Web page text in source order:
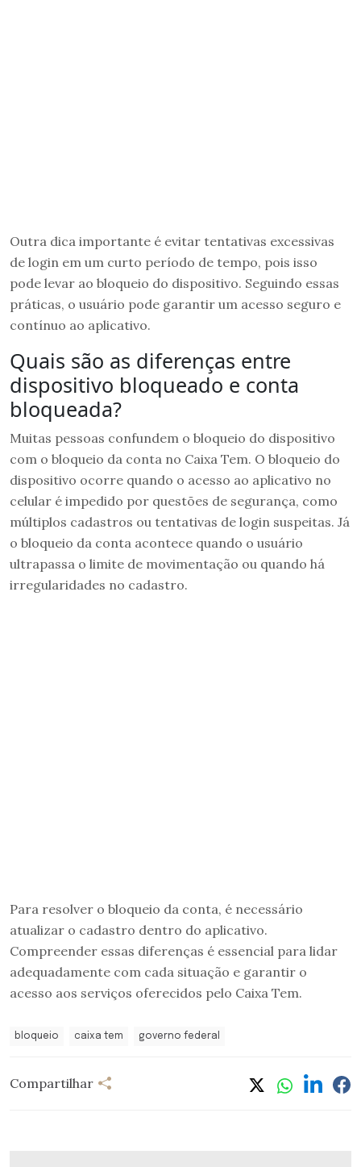
Outra dica importante é evitar tentativas excessivas
de login em um curto período de tempo, pois isso
pode levar ao bloqueio do dispositivo. Seguindo essas
práticas, o usuário pode garantir um acesso seguro e
contínuo ao aplicativo.
Quais são as diferenças entre
dispositivo bloqueado e conta
bloqueada?
Muitas pessoas confundem o bloqueio do dispositivo
com o bloqueio da conta no Caixa Tem. O bloqueio do
dispositivo ocorre quando o acesso ao aplicativo no
celular é impedido por questões de segurança, como
múltiplos cadastros ou tentativas de login suspeitas. Já
o bloqueio da conta acontece quando o usuário
ultrapassa o limite de movimentação ou quando há
irregularidades no cadastro.
Para resolver o bloqueio da conta, é necessário
atualizar o cadastro dentro do aplicativo.
Compreender essas diferenças é essencial para lidar
adequadamente com cada situação e garantir o
acesso aos serviços oferecidos pelo Caixa Tem.
bloqueio caixa tem governo federal
Compartilhar